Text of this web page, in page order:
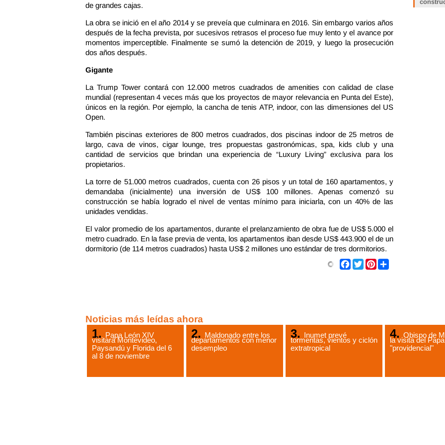
de grandes cajas.
La obra se inició en el año 2014 y se preveía que culminara en 2016. Sin embargo varios años
después de la fecha prevista, por sucesivos retrasos el proceso fue muy lento y el avance por
momentos imperceptible. Finalmente se sumó la detención de 2019, y luego la prosecución
dos años después.
Gigante
La Trump Tower contará con 12.000 metros cuadrados de amenities con calidad de clase
mundial (representan 4 veces más que los proyectos de mayor relevancia en Punta del Este),
únicos en la región. Por ejemplo, la cancha de tenis ATP, indoor, con las dimensiones del US
Open.
También piscinas exteriores de 800 metros cuadrados, dos piscinas indoor de 25 metros de
largo, cava de vinos, cigar lounge, tres propuestas gastronómicas, spa, kids club y una
cantidad de servicios que brindan una experiencia de “Luxury Living” exclusiva para los
propietarios.
La torre de 51.000 metros cuadrados, cuenta con 26 pisos y un total de 160 apartamentos, y
demandaba (inicialmente) una inversión de US$ 100 millones. Apenas comenzó su
construcción se había logrado el nivel de ventas mínimo para iniciarla, con un 40% de las
unidades vendidas.
El valor promedio de los apartamentos, durante el prelanzamiento de obra fue de US$ 5.000 el
metro cuadrado. En la fase previa de venta, los apartamentos iban desde US$ 443.900 el de un
dormitorio (de 114 metros cuadrados) hasta US$ 2 millones uno estándar de tres dormitorios.
Facebook
TwitterPinterest
Noticias más leídas ahora
Papa León XIV
visitará Montevideo,
Paysandú y Florida del 6
al 8 de noviembre
Maldonado entre los
departamentos con menor
desempleo
Inumet prevé
tormentas, vientos y ciclón
extratropical
Obispo de
la visita del
"providencial"